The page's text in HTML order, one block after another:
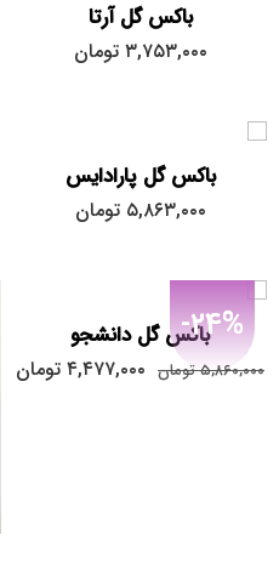
باکس گل آرتا
۳,۷۵۳,۰۰۰ تومان
باکس گل پارادایس
۵,۸۶۳,۰۰۰ تومان
-24%باکس گل دانشجو
۵,۸۶۰,۰۰۰ تومان ۴,۴۷۷,۰۰۰ تومان